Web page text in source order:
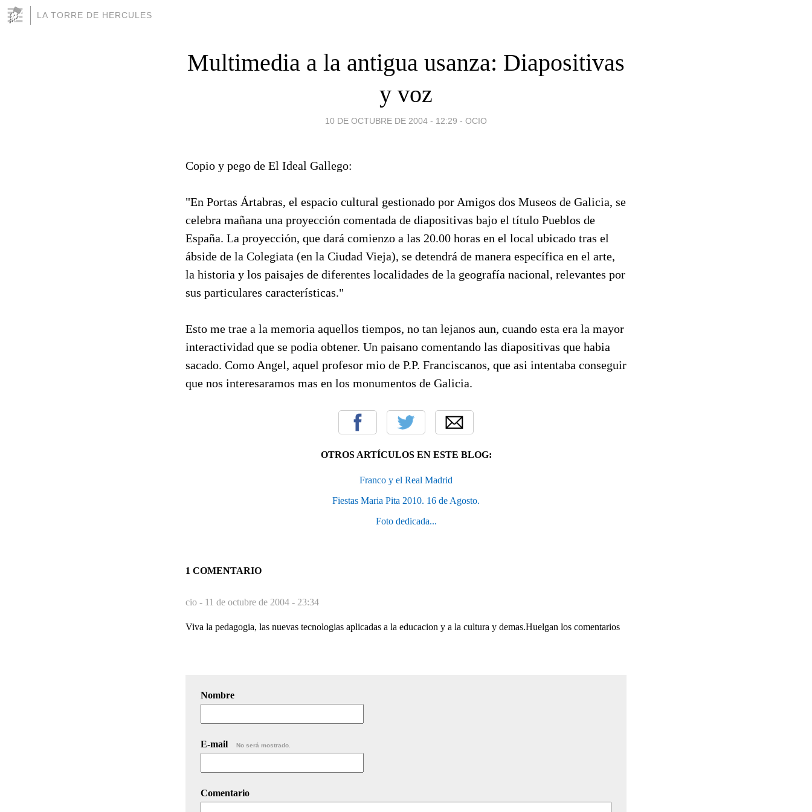
LA TORRE DE HERCULES
Multimedia a la antigua usanza: Diapositivas
y voz
10 DE OCTUBRE DE 2004 - 12:29 - OCIO
Copio y pego de El Ideal Gallego:
"En Portas Ártabras, el espacio cultural gestionado por Amigos dos Museos de Galicia, se
celebra mañana una proyección comentada de diapositivas bajo el título Pueblos de
España. La proyección, que dará comienzo a las 20.00 horas en el local ubicado tras el
ábside de la Colegiata (en la Ciudad Vieja), se detendrá de manera específica en el arte,
la historia y los paisajes de diferentes localidades de la geografía nacional, relevantes por
sus particulares características."
Esto me trae a la memoria aquellos tiempos, no tan lejanos aun, cuando esta era la mayor
interactividad que se podia obtener. Un paisano comentando las diapositivas que habia
sacado. Como Angel, aquel profesor mio de P.P. Franciscanos, que asi intentaba conseguir
que nos interesaramos mas en los monumentos de Galicia.
OTROS ARTÍCULOS EN ESTE BLOG:
Franco y el Real Madrid
Fiestas Maria Pita 2010. 16 de Agosto.
Foto dedicada...
1 COMENTARIO
cio - 11 de octubre de 2004 - 23:34
Viva la pedagogia, las nuevas tecnologias aplicadas a la educacion y a la cultura y demas.Huelgan los comentarios
Nombre
E-mail No será mostrado.
Comentario